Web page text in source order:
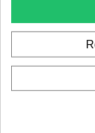
Truck
21400